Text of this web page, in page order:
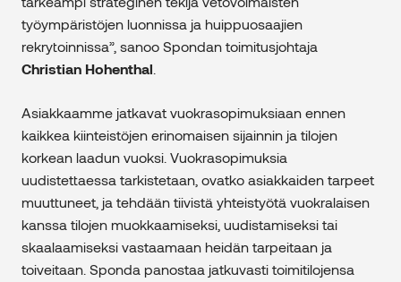
työympäristöjen luonnissa ja huippuosaajien
rekrytoinnissa”, sanoo Spondan toimitusjohtaja
Christian Hohenthal
Asiakkaamme jatkavat vuokrasopimuksiaan ennen
kaikkea kiinteistöjen erinomaisen sijainnin ja tilojen
korkean laadun vuoksi. Vuokrasopimuksia
uudistettaessa tarkistetaan, ovatko asiakkaiden tarpeet
muuttuneet, ja tehdään tiivistä yhteistyötä vuokralaisen
kanssa tilojen muokkaamiseksi, uudistamiseksi tai
skaalaamiseksi vastaamaan heidän tarpeitaan ja
toiveitaan. Sponda panostaa jatkuvasti toimitilojensa